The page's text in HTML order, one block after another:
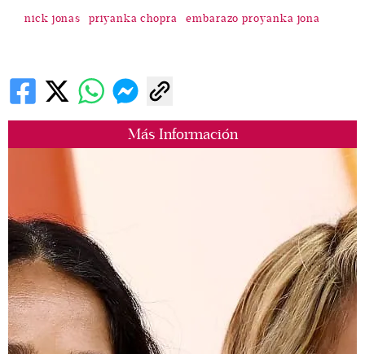
Más Información
nick jonas priyanka chopra embarazo proyanka jona